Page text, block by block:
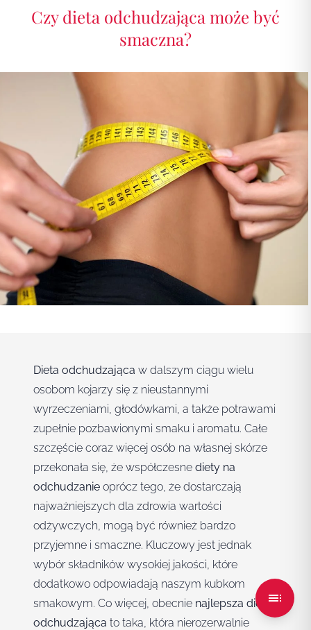
Czy dieta odchudzająca może być
smaczna?
Dieta odchudzająca w dalszym ciągu wielu
osobom kojarzy się z nieustannymi
wyrzeczeniami, głodówkami, a także potrawami
zupełnie pozbawionymi smaku i aromatu. Całe
szczęście coraz więcej osób na własnej skórze
przekonała się, że współczesne diety na
odchudzanie oprócz tego, że dostarczają
najważniejszych dla zdrowia wartości
odżywczych, mogą być również bardzo
przyjemne i smaczne. Kluczowy jest jednak
wybór składników wysokiej jakości, które
dodatkowo odpowiadają naszym kubkom
smakowym. Co więcej, obecnie najlepsza dieta
odchudzająca to taka, która nierozerwalnie